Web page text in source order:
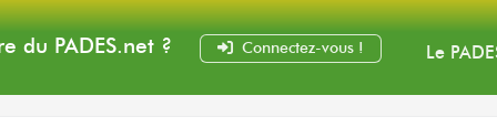
du PADES.net? Connectez-vous ! Le